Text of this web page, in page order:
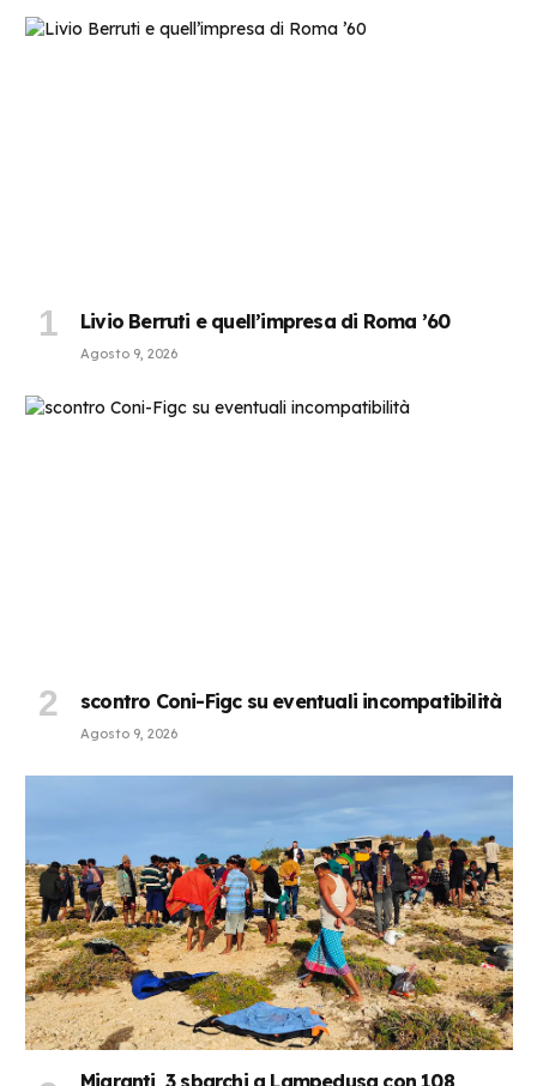
Livio Berruti e quell’impresa di Roma ’60
Agosto 9, 2026
scontro Coni-Figc su eventuali incompatibilità
Agosto 9, 2026